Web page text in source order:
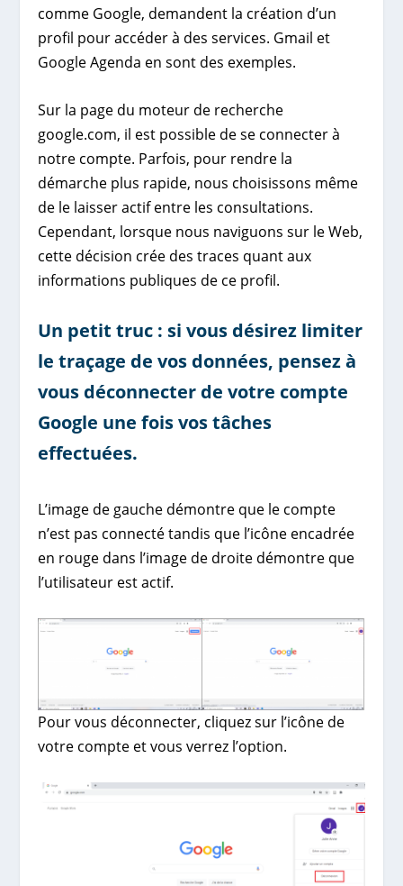
comme Google, demandent la création d’un
profil pour accéder à des services. Gmail et
Google Agenda en sont des exemples.
Sur la page du moteur de recherche
google.com, il est possible de se connecter à
notre compte. Parfois, pour rendre la
démarche plus rapide, nous choisissons même
de le laisser actif entre les consultations.
Cependant, lorsque nous naviguons sur le Web,
cette décision crée des traces quant aux
informations publiques de ce profil.
Un petit truc : si vous désirez limiter
le traçage de vos données, pensez à
vous déconnecter de votre compte
Google une fois vos tâches
effectuées.
L’image de gauche démontre que le compte
n’est pas connecté tandis que l’icône encadrée
en rouge dans l’image de droite démontre que
l’utilisateur est actif.
Pour vous déconnecter, cliquez sur l’icône de
votre compte et vous verrez l’option.